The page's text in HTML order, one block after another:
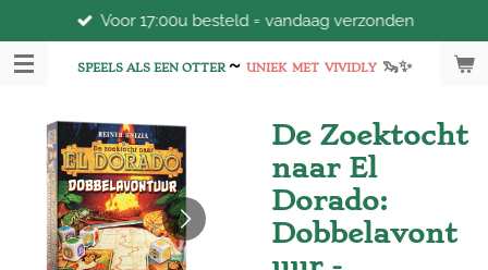
direct
naar
hoofdinhoud
SPEELS ALS EEN OTTER~ UNIEK MET VIVIDLY 🦦✨
Voor 17:00u besteld = vandaag verzonden
De Zoektocht
naar El
Dorado:
Dobbelavont